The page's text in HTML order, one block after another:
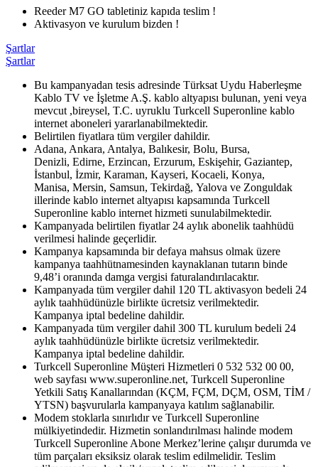
​Reeder M7 GO tabletiniz kapıda teslim !
Aktivasyon ve kurulum bizden !
Şartlar
Şartlar
​Bu kampanyadan tesis adresinde Türksat Uydu Haberleşme
Kablo TV ve İşletme A.Ş. kablo altyapısı bulunan, yeni veya
mevcut ,bireysel, T.C. uyruklu Turkcell Superonline kablo
internet aboneleri yararlanabilmektedir.
Belirtilen fiyatlara tüm vergiler dahildir.
Adana, Ankara, Antalya, Balıkesir, Bolu, Bursa,
Denizli, Edirne, Erzincan, Erzurum, Eskişehir, Gaziantep,
İstanbul, İzmir, Karaman, Kayseri, Kocaeli, Konya,
Manisa, Mersin, Samsun, Tekirdağ, Yalova ve Zonguldak​
illerinde kablo internet altyapısı kapsamında Turkcell
Superonline kablo internet hizmeti sunulabilmektedir.
Kampanyada belirtilen fiyatlar 24 aylık abonelik taahhüdü
verilmesi halinde geçerlidir.
Kampanya kapsamında bir defaya mahsus olmak üzere
kampanya taahhütnamesinden kaynaklanan tutarın binde
9,48’i oranında damga vergisi faturalandırılacaktır.​
Kampanyada tüm vergiler dahil 120 TL aktivasyon bedeli 24
aylık taahhüdünüzle birlikte ücretsiz verilmektedir.
Kampanya iptal bedeline dahildir.
Kampanyada tüm vergiler dahil 300 TL kurulum bedeli 24
aylık taahhüdünüzle birlikte ücretsiz verilmektedir.
Kampanya iptal bedeline dahildir.
Turkcell Superonline Müşteri Hizmetleri 0 532 532 00 00,
web sayfası www.superonline.net, Turkcell Superonline
Yetkili Satış Kanallarından (KÇM, FÇM, DÇM, OSM, TİM /
YTSN) başvurularla kampanyaya katılım sağlanabilir.
Modem stoklarla sınırlıdır ve Turkcell Superonline
mülkiyetindedir. Hizmetin sonlandırılması halinde modem
Turkcell Superonline Abone Merkez’lerine çalışır durumda ve
tüm parçaları eksiksiz olarak teslim edilmelidir. Teslim